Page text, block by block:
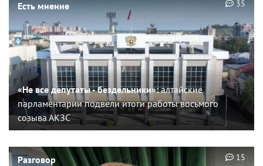
Есть мнение
«Не все депутаты - бездельники»:алтайские
парламентарии подвели итоги работы восьмого
созыва АКЗС
35
Разговор 15